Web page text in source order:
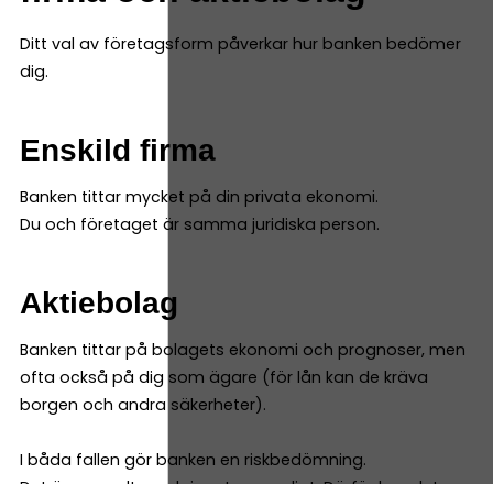
Ditt val av företagsform påverkar hur banken bedömer
dig.
Enskild firma
Banken tittar mycket på din privata ekonomi.
Du och företaget är samma juridiska person.
Aktiebolag
Banken tittar på bolagets ekonomi och prognoser, men
ofta också på dig som ägare (för lån kan de kräva
borgen och andra säkerheter).
I båda fallen gör banken en riskbedömning.